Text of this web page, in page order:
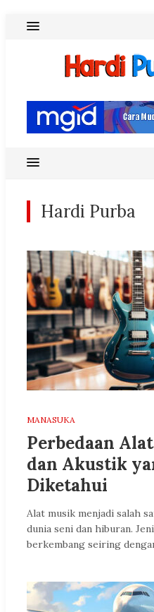
Hardi Purba
MANASUKA
Perbedaan
dan Akustik
Diketahui
Alat musik menjadi salah
dunia seni dan hiburan.
berkembang seiring